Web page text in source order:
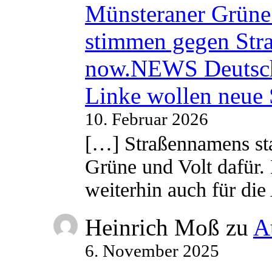
Münsteraner
stimmen gegen
now.NEWS
Linke wollen neue
10. Februar 2026
[…] Straßennamens
Grüne und Volt
weiterhin auch für
Heinrich Moß zu
6. November 2025